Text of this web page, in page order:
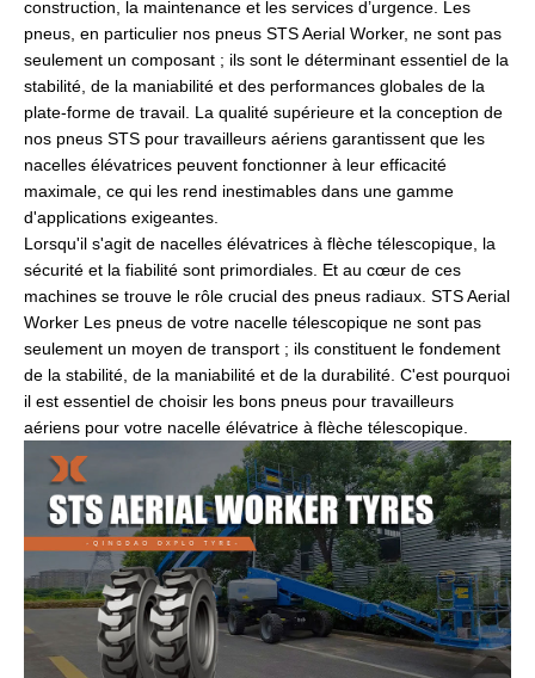
construction, la maintenance et les services d’urgence. Les
pneus, en particulier nos pneus STS Aerial Worker, ne sont pas
seulement un composant ; ils sont le déterminant essentiel de la
stabilité, de la maniabilité et des performances globales de la
plate-forme de travail. La qualité supérieure et la conception de
nos pneus STS pour travailleurs aériens garantissent que les
nacelles élévatrices peuvent fonctionner à leur efficacité
maximale, ce qui les rend inestimables dans une gamme
d'applications exigeantes.
Lorsqu'il s'agit de nacelles élévatrices à flèche télescopique, la
sécurité et la fiabilité sont primordiales. Et au cœur de ces
machines se trouve le rôle crucial des pneus radiaux. STS Aerial
Worker Les pneus de votre nacelle télescopique ne sont pas
seulement un moyen de transport ; ils constituent le fondement
de la stabilité, de la maniabilité et de la durabilité. C'est pourquoi
il est essentiel de choisir les bons pneus pour travailleurs
aériens pour votre nacelle élévatrice à flèche télescopique.